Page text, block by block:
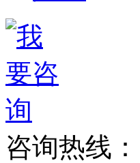
咨询热线：